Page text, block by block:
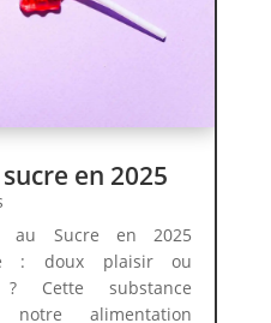
en 2025
au Sucre en 2025
: doux plaisir ou
Cette substance
notre alimentation